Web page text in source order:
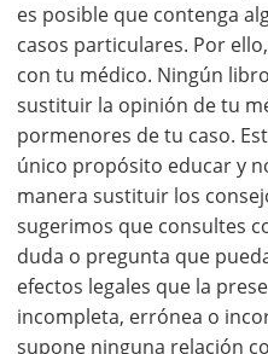
es posible que contenga
casos particulares. Por
con tu médico. Ningún
sustituir la opinión de tu
pormenores de tu caso.
único propósito educar y
manera sustituir los
sugerimos que consultes
duda o pregunta que
efectos legales que la
incompleta, errónea o
supone ninguna relación